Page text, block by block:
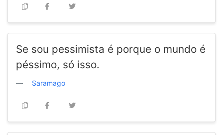
Se sou pessimista é porque o mundo é
péssimo, só isso.
Saramago